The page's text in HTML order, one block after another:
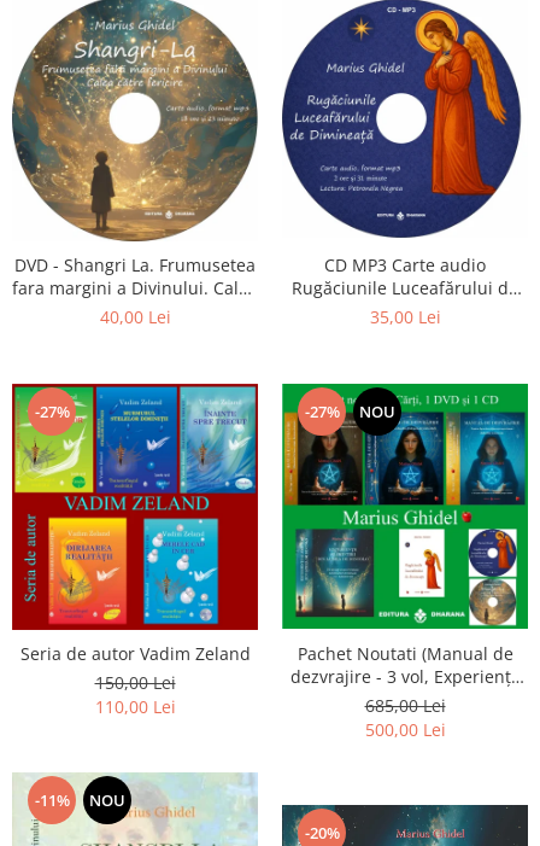
DVD - Shangri La. Frumusetea
fara margini a Divinului. Calea
catre fericire
40,00 Lei
CD MP3 Carte audio
Rugăciunile Luceafărului de
dimineață
35,00 Lei
-27%
Seria de autor Vadim Zeland
150,00 Lei
110,00 Lei
-27% NOU
Pachet Noutati (Manual de
dezvrajire - 3 vol, Experiențe
și amintiri, Rugăciunile
Luceafarului de dimineata) -
Marius Ghidel
685,00 Lei
500,00 Lei
-11% NOU
-20%